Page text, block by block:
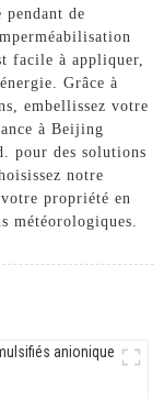
de
facile à appliquer,
Grâce à
embellissez votre
à Beijing
pour des solutions
notre
propriété en
météorologiques.